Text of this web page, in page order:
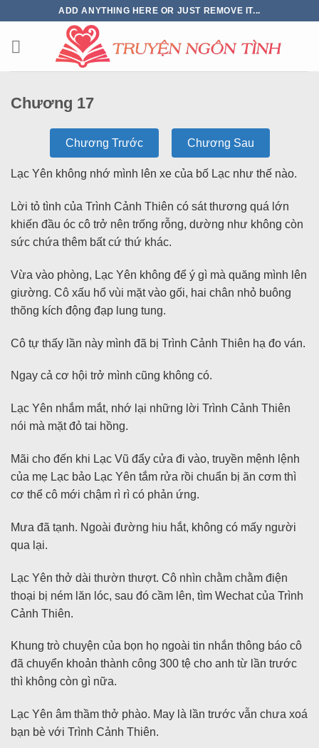
ADD ANYTHING HERE OR JUST REMOVE IT...
Chương 17
Chương Trước Chương Sau
Lạc Yên không nhớ mình lên xe của bố Lạc như thế nào.
Lời tỏ tình của Trình Cảnh Thiên có sát thương quá lớn
khiến đầu óc cô trở nên trống rỗng, dường như không còn
sức chứa thêm bất cứ thứ khác.
Vừa vào phòng, Lạc Yên không để ý gì mà quăng mình lên
giường. Cô xấu hổ vùi mặt vào gối, hai chân nhỏ buông
thõng kích động đạp lung tung.
Cô tự thấy lần này mình đã bị Trình Cảnh Thiên hạ đo ván.
Ngay cả cơ hội trở mình cũng không có.
Lạc Yên nhắm mắt, nhớ lại những lời Trình Cảnh Thiên
nói mà mặt đỏ tai hồng.
Mãi cho đến khi Lạc Vũ đẩy cửa đi vào, truyền mệnh lệnh
của mẹ Lạc bảo Lạc Yên tắm rửa rồi chuẩn bị ăn cơm thì
cơ thể cô mới chậm rì rì có phản ứng.
Mưa đã tạnh. Ngoài đường hiu hắt, không có mấy người
qua lại.
Lạc Yên thở dài thườn thượt. Cô nhìn chằm chằm điện
thoại bị ném lăn lóc, sau đó cầm lên, tìm Wechat của Trình
Cảnh Thiên.
Khung trò chuyện của bọn họ ngoài tin nhắn thông báo cô
đã chuyển khoản thành công 300 tệ cho anh từ lần trước
thì không còn gì nữa.
Lạc Yên âm thầm thở phào. May là lần trước vẫn chưa xoá
bạn bè với Trình Cảnh Thiên.